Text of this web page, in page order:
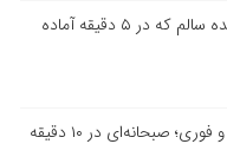
دسر ماست و انار؛ یک میان‌وعده سالم که در ۵ دقیقه آماده
صبحانه‌ای در ۱۰ دقیقه